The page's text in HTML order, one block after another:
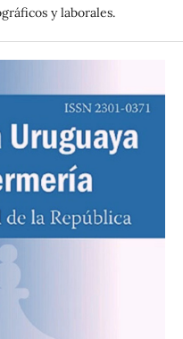
y laborales.